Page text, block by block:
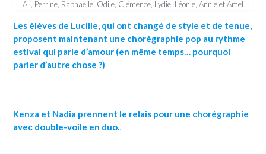
Ali, Perrine, Raphaëlle, Odile, Clémence, Lydie, Léonie, Annie et Amel
Les élèves de Lucille, qui ont changé de style et de tenue,
proposent maintenant une chorégraphie pop au rythme
estival qui parle d’amour (en même temps… pourquoi
parler d’autre chose ?)
Kenza et Nadia prennent le relais pour une chorégraphie
avec double-voile en duo...